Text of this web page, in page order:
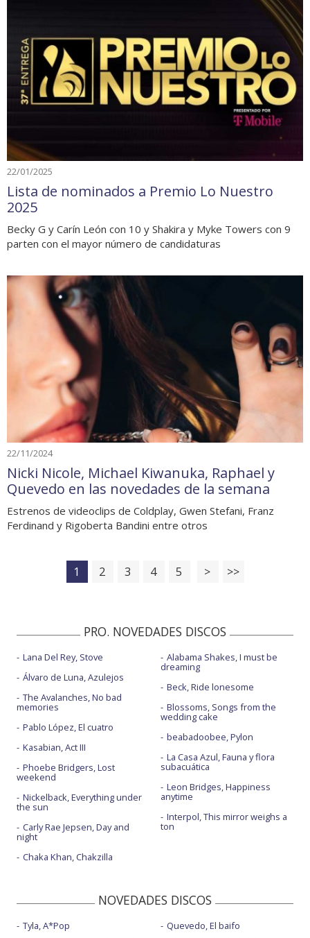
22/01/2025
Lista de nominados a Premio Lo Nuestro
2025
Becky G y Carín León con 10 y Shakira y Myke Towers con 9
parten con el mayor número de candidaturas
22/11/2024
Nicki Nicole, Michael Kiwanuka, Raphael y
Quevedo en las novedades de la semana
Estrenos de videoclips de Coldplay, Gwen Stefani, Franz
Ferdinand y Rigoberta Bandini entre otros
1 2 3 4 5 > >>
PRO. NOVEDADES DISCOS
Lana Del Rey, Stove
Álvaro de Luna, Azulejos
The Avalanches, No bad
memories
Pablo López, El cuatro
Kasabian, Act III
Phoebe Bridgers, Lost
weekend
Nickelback, Everything under
the sun
Carly Rae Jepsen, Day and
night
Chaka Khan, Chakzilla
Alabama Shakes, I must be
dreaming
Beck, Ride lonesome
Blossoms, Songs from the
wedding cake
beabadoobee, Pylon
La Casa Azul, Fauna y flora
subacuática
Leon Bridges, Happiness
anytime
Interpol, This mirror weighs a
ton
NOVEDADES DISCOS
Tyla, A*Pop
Quevedo, El baifo